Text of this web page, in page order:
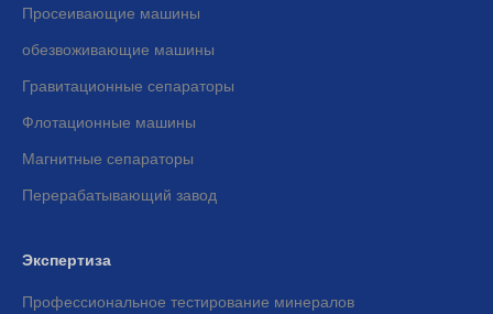
Просеивающие машины
обезвоживающие машины
Гравитационные сепараторы
Флотационные машины
Магнитные сепараторы
Перерабатывающий завод
Экспертиза
Профессиональное тестирование минералов